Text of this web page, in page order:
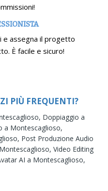
e assegna il progetto
È facile e sicuro!
PIÙ FREQUENTI?
Doppiaggio a
a Montescaglioso,
Post Produzione Audio
Video Editing
AI a Montescaglioso,